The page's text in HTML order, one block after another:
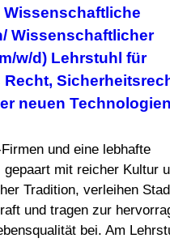
Wissenschaftlicher
w/d) Lehrstuhl für
Recht,
neuen Technologien
und eine lebhafte
gepaart mit reicher Kultur
Tradition, verleihen
und tragen zur
bei. Am